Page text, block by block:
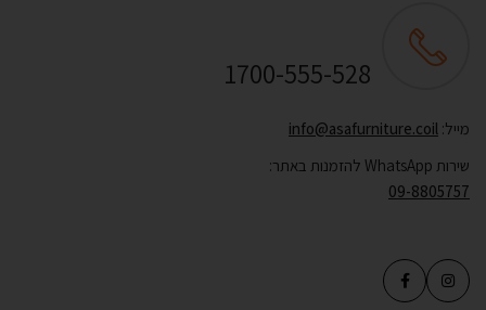
1700-555-528
מייל: info@asafurniture.coil
שירות WhatsApp להזמנות באתר:
09-8805757